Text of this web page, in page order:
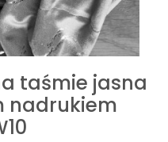
taśmie jasna
nadrukiem